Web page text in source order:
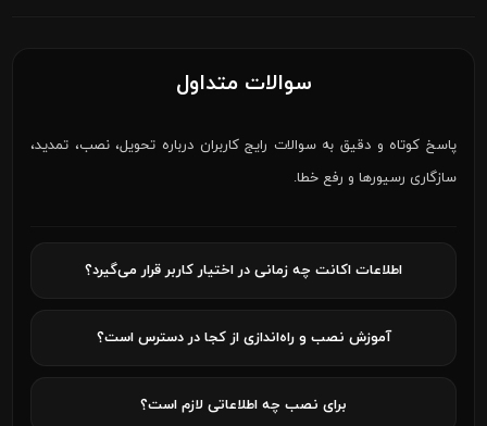
سوالات متداول
پاسخ کوتاه و دقیق به سوالات رایج کاربران درباره تحویل، نصب، تمدید،
سازگاری رسیورها و رفع خطا.
اطلاعات اکانت چه زمانی در اختیار کاربر قرار می‌گیرد؟
آموزش نصب و راه‌اندازی از کجا در دسترس است؟
برای نصب چه اطلاعاتی لازم است؟